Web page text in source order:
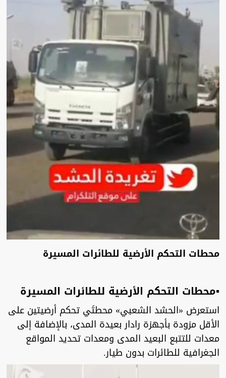
محطات التحكم الأرضية للطائرات المسيرة
▪︎محطات التحكم الأرضية للطائرات المسيرة
استعرض «الحشد الشعبي» محطتَي تحكم أرضيتين على
الأقل مزودة بأجهزة رادار بعيدة المدى، بالإضافة إلى
معدات للتتبع البعيد المدى ومعدات تحديد المواقع
الجغرافية للطائرات بدون طيار.